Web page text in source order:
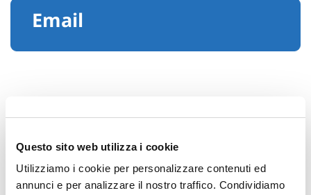
Questo sito web utilizza i cookie
Utilizziamo i cookie per personalizzare contenuti ed
annunci e per analizzare il nostro traffico. Condividiamo
Email